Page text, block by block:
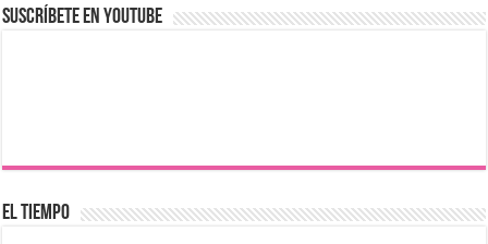
Suscríbete en youtube
El Tiempo